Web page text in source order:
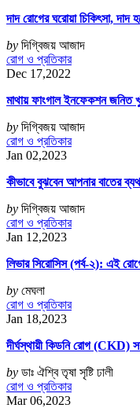
দাদ রোগের ঘরোয়া চিকিৎসা, দাদ
by দিগ্বিজয় আজাদ
রোগ ও প্রতিকার
Dec 17,2022
মাথায় ফাংগাল ইনফেকশন জনিত
by দিগ্বিজয় আজাদ
রোগ ও প্রতিকার
Jan 02,2023
কীভাবে বুঝবেন আপনার বাতের
by দিগ্বিজয় আজাদ
রোগ ও প্রতিকার
Jan 12,2023
লিভার সিরোসিস (পর্ব-২): এই
by মেঘলা
রোগ ও প্রতিকার
Jan 18,2023
দীর্ঘস্থায়ী কিডনি রোগ (CKD)
by ডাঃ ঐশ্বি তৃষা সৃষ্টি ঢালী
রোগ ও প্রতিকার
Mar 06,2023